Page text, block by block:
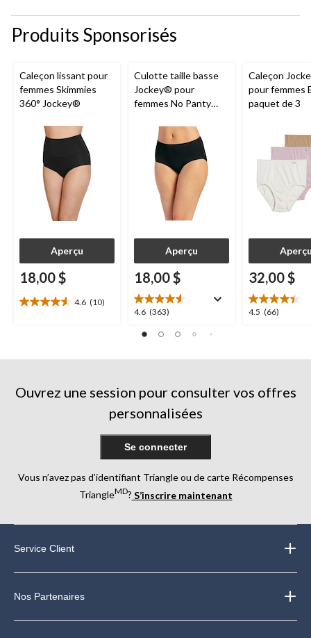
Produits Sponsorisés
Caleçon lissant pour
femmes Skimmies
360° Jockey®
Aperçu
18,00 $
4.6 (10)
4.6
10
Culotte taille basse
Jockey® pour
femmes No Panty
Aperçu
18,00 $
4.6 (363)
4.6
sur
Caleçon
pour femmes
paquet de 3
32,00 $
4.5 (66)
4.5
Ouvrez une session pour consulter vos offres
personnalisées
Se connecter
Vous n’avez pas d’identifiant Triangle ou de carte Récompenses
TriangleMD? S’inscrire maintenant
Service Client
Nos Partenaires